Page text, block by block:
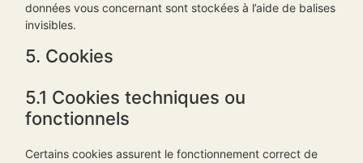
données vous concernant sont stockées à l’aide de balises
invisibles.
5. Cookies
5.1 Cookies techniques ou
fonctionnels
Certains cookies assurent le fonctionnement correct de